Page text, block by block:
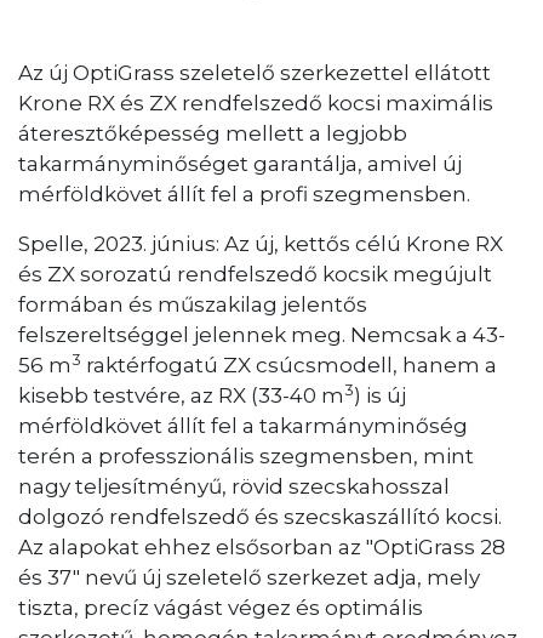
Az új OptiGrass szeletelő szerkezettel ellátott
Krone RX és ZX rendfelszedő kocsi maximális
áteresztőképesség mellett a legjobb
takarmányminőséget garantálja, amivel új
mérföldkövet állít fel a profi szegmensben.
Spelle, 2023. június: Az új, kettős célú Krone RX
és ZX sorozatú rendfelszedő kocsik megújult
formában és műszakilag jelentős
felszereltséggel jelennek meg. Nemcsak a 43-
56 m3 raktérfogatú ZX csúcsmodell, hanem a
kisebb testvére, az RX (33-40 m3) is új
mérföldkövet állít fel a takarmányminőség
terén a professzionális szegmensben, mint
nagy teljesítményű, rövid szecskahosszal
dolgozó rendfelszedő és szecskaszállító kocsi.
Az alapokat ehhez elsősorban az "OptiGrass 28
és 37" nevű új szeletelő szerkezet adja, mely
tiszta, precíz vágást végez és optimális